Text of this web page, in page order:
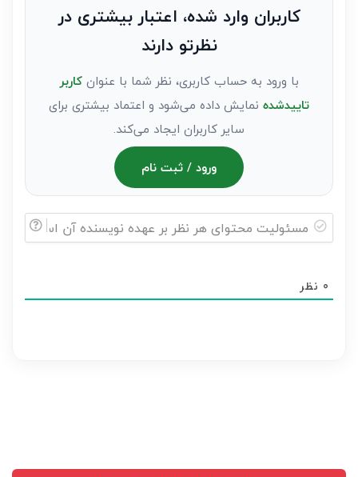
کاربران وارد شده، اعتبار بیشتری در
نظرتو دارند
با ورود به حساب کاربری، نظر شما با عنوانکاربر
تاییدشده نمایش داده می‌شود و اعتماد بیشتری برای
سایر کاربران ایجاد می‌کند.
ورود / ثبت نام
هر
0 نظر